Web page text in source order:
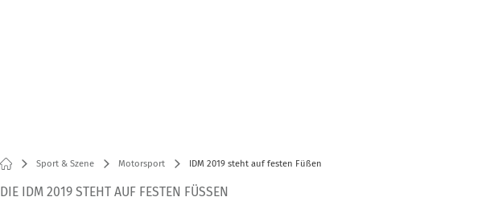
Sport & Szene Motorsport IDM 2019 steht auf festen Füßen
DIE IDM 2019 STEHT AUF FESTEN FÜSSEN